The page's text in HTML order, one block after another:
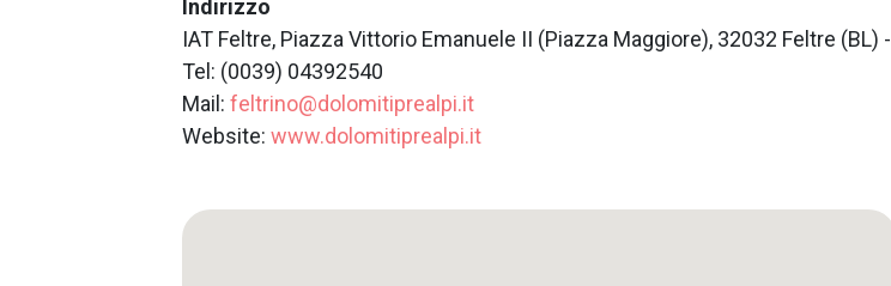
Indirizzo
IAT Feltre, Piazza Vittorio Emanuele II (Piazza Maggiore), 32032 Feltre (BL) -
Tel: (0039) 04392540
Mail: feltrino@dolomitiprealpi.it
Website: www.dolomitiprealpi.it